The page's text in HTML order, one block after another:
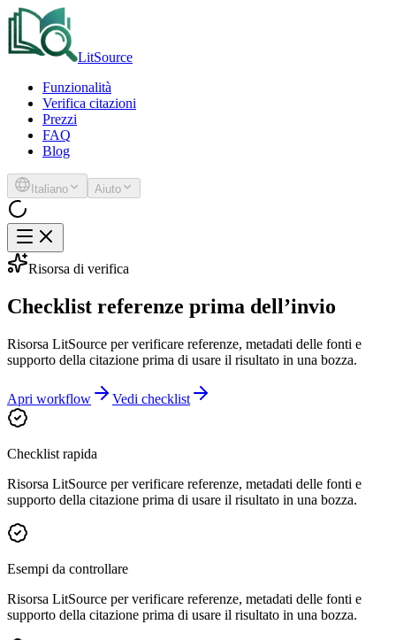
LitSource
Funzionalità
Verifica citazioni
Prezzi
FAQ
Blog
Italiano Aiuto
Risorsa di verifica
Checklist referenze prima dell’invio
Risorsa LitSource per verificare referenze, metadati delle fonti e
supporto della citazione prima di usare il risultato in una bozza.
Apri workflow Vedi checklist
Checklist rapida
Risorsa LitSource per verificare referenze, metadati delle fonti e
supporto della citazione prima di usare il risultato in una bozza.
Esempi da controllare
Risorsa LitSource per verificare referenze, metadati delle fonti e
supporto della citazione prima di usare il risultato in una bozza.